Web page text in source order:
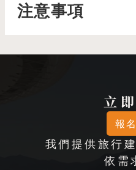
注意事項
立
報
我們提供旅行
依需